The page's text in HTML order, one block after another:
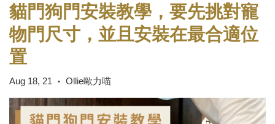
貓門狗門安裝教學，要先挑對寵
物門尺寸，並且安裝在最合適位
置
Aug 18, 21 • Ollie歐力喵